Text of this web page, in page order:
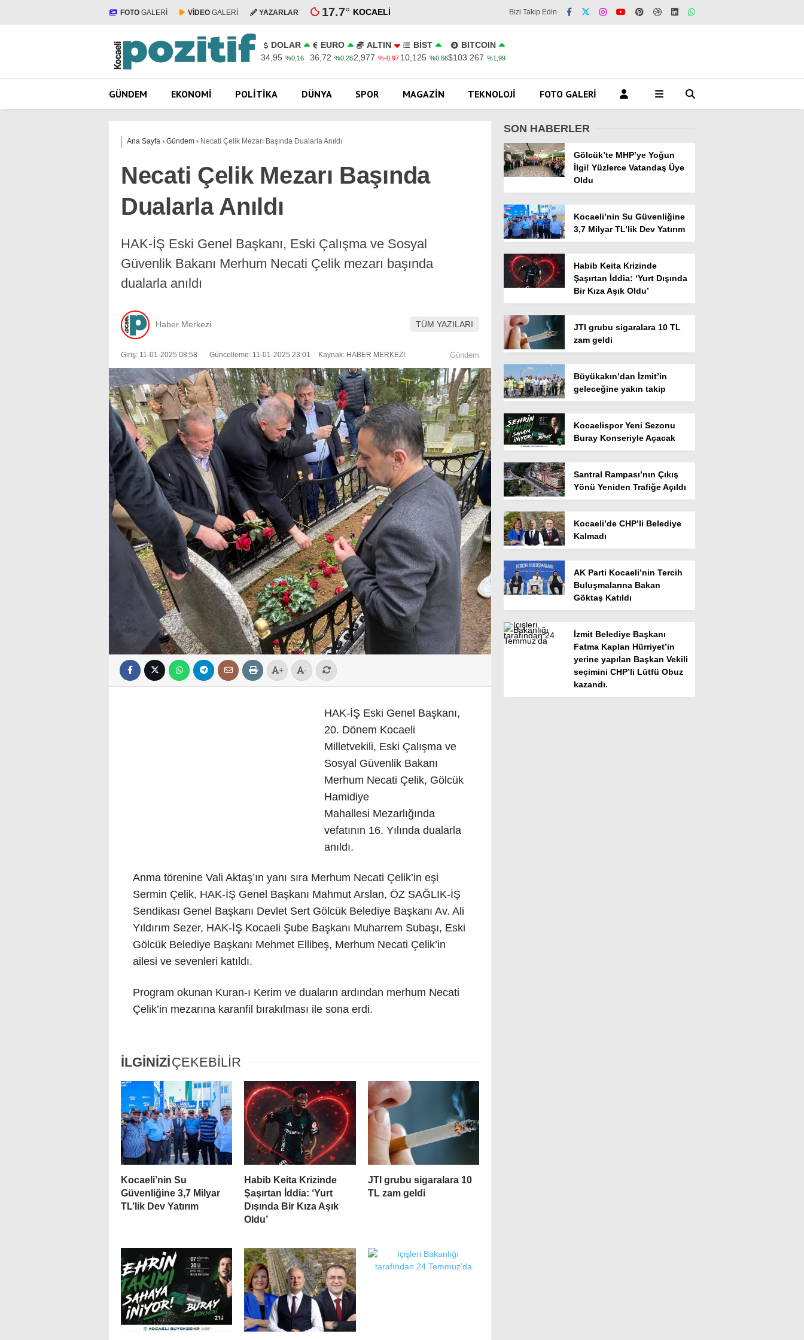
FOTO GALERİ VİDEO GALERİ YAZARLAR 17.7° KOCAELI Bizi Takip Edin
DOLAR
34,95 %0,16
EURO
36,72 %0,28
ALTIN
2,977 %-0,97
BİST
10,125 %0,66
BITCOIN
$103.267 %1,99
GÜNDEM EKONOMI POLITIKA DÜNYA SPOR MAGAZIN TEKNOLOJI FOTO GALERI
Ana Sayfa › Gündem › Necati Çelik Mezarı Başında Dualarla Anıldı
Necati Çelik Mezarı Başında
Dualarla Anıldı
HAK-İŞ Eski Genel Başkanı, Eski Çalışma ve Sosyal
Güvenlik Bakanı Merhum Necati Çelik mezarı başında
dualarla anıldı
Haber Merkezi TÜM YAZILARI
Giriş: 11-01-2025 08:58 Güncelleme: 11-01-2025 23:01 Kaynak: HABER MERKEZI Gündem
+ -
HAK-İŞ Eski Genel Başkanı,
20. Dönem Kocaeli
Milletvekili, Eski Çalışma ve
Sosyal Güvenlik Bakanı
Merhum Necati Çelik, Gölcük
Hamidiye
Mahallesi Mezarlığında
vefatının 16. Yılında dualarla
anıldı.
Anma törenine Vali Aktaş’ın yanı sıra Merhum Necati Çelik’in eşi
Sermin Çelik, HAK-İŞ Genel Başkanı Mahmut Arslan, ÖZ SAĞLIK-İŞ
Sendikası Genel Başkanı​​ Devlet Sert Gölcük Belediye Başkanı Av. Ali
Yıldırım Sezer, HAK-İŞ Kocaeli Şube Başkanı Muharrem Subaşı, Eski
Gölcük Belediye Başkanı Mehmet Ellibeş, Merhum Necati Çelik’in
ailesi ve sevenleri katıldı.
Program okunan Kuran-ı Kerim ve duaların ardından merhum Necati
Çelik’in mezarına karanfil bırakılması ile sona erdi.
İLGİNİZİÇEKEBİLİR
Kocaeli’nin Su
Güvenliğine 3,7 Milyar
TL’lik Dev Yatırım
Habib Keita Krizinde
Şaşırtan İddia: ‘Yurt
Dışında Bir Kıza Aşık
Oldu’
JTI grubu sigaralara 10
TL zam geldi
SON HABERLER
Gölcük’te MHP’ye Yoğun
İlgi! Yüzlerce Vatandaş Üye
Oldu
Kocaeli’nin Su Güvenliğine
3,7 Milyar TL’lik Dev Yatırım
Habib Keita Krizinde
Şaşırtan İddia: ‘Yurt Dışında
Bir Kıza Aşık Oldu’
JTI grubu sigaralara 10 TL
zam geldi
Büyükakın’dan İzmit’in
geleceğine yakın takip
Kocaelispor Yeni Sezonu
Buray Konseriyle Açacak
Santral Rampası’nın Çıkış
Yönü Yeniden Trafiğe Açıldı
Kocaeli’de CHP’li Belediye
Kalmadı
AK Parti Kocaeli’nin Tercih
Buluşmalarına Bakan
Göktaş Katıldı
İzmit Belediye Başkanı
Fatma Kaplan Hürriyet’in
yerine yapılan Başkan Vekili
seçimini CHP’li Lütfü Obuz
kazandı.